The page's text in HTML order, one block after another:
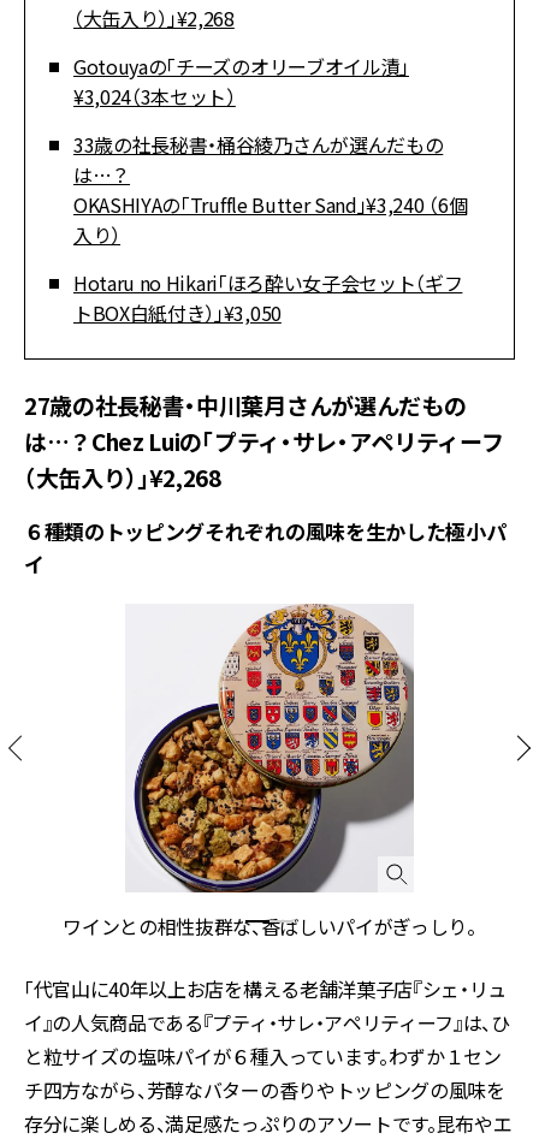
（大缶入り）」¥2,268
Gotouyaの「チーズのオリーブオイル漬」
¥3,024（3本セット）
33歳の社長秘書・桶谷綾乃さんが選んだもの
は…？
OKASHIYAの「Truffle Butter Sand」¥3,240 （6個
入り）
Hotaru no Hikari「ほろ酔い女子会セット（ギフ
トBOX白紙付き）」¥3,050
27歳の社長秘書・中川葉月さんが選んだもの
は…？Chez Luiの「プティ・サレ・アペリティーフ
（大缶入り）」¥2,268
６種類のトッピングそれぞれの風味を生かした極小パ
イ
ワインとの相性抜群な、香ばしいパイがぎっしり。
「代官山に40年以上お店を構える老舗洋菓子店『シェ・リュ
イ』の人気商品である『プティ・サレ・アペリティーフ』は、ひ
と粒サイズの塩味パイが６種入っています。わずか１セン
チ四方ながら、芳醇なバターの香りやトッピングの風味を
存分に楽しめる、満足感たっぷりのアソートです。昆布やエ